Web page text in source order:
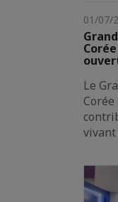
01/07/
Le
vivant